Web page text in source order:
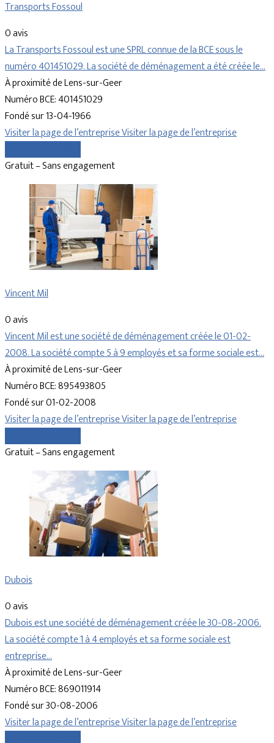
Transports Fossoul
0 avis
La Transports Fossoul est une SPRL connue de la BCE sous le
numéro 401451029. La société de déménagement a été créée le…
À proximité de Lens-sur-Geer
Numéro BCE: 401451029
Fondé sur 13-04-1966
Visiter la page de l’entrepriseVisiter la page de l’entreprise
Gratuit – Sans engagement
Vincent Mil
0 avis
Vincent Mil est une société de déménagement créée le 01-02-
2008. La société compte 5 à 9 employés et sa forme sociale est…
À proximité de Lens-sur-Geer
Numéro BCE: 895493805
Fondé sur 01-02-2008
Visiter la page de l’entrepriseVisiter la page de l’entreprise
Gratuit – Sans engagement
Dubois
0 avis
Dubois est une société de déménagement créée le 30-08-2006.
La société compte 1 à 4 employés et sa forme sociale est
entreprise…
À proximité de Lens-sur-Geer
Numéro BCE: 869011914
Fondé sur 30-08-2006
Visiter la page de l’entrepriseVisiter la page de l’entreprise